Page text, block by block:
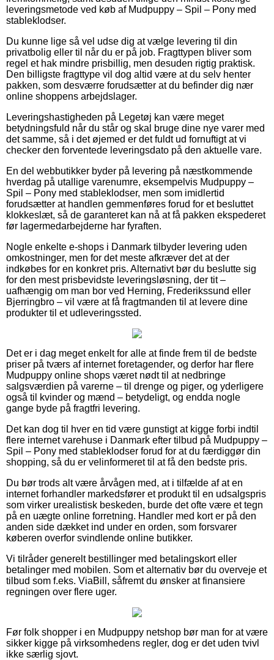
leveringsmetode ved køb af Mudpuppy – Spil – Pony med
stableklodser.
Du kunne lige så vel udse dig at vælge levering til din
privatbolig eller til når du er på job. Fragttypen bliver som
regel et hak mindre prisbillig, men desuden rigtig praktisk.
Den billigste fragttype vil dog altid være at du selv henter
pakken, som desværre forudsætter at du befinder dig nær
online shoppens arbejdslager.
Leveringshastigheden på Legetøj kan være meget
betydningsfuld når du står og skal bruge dine nye varer med
det samme, så i det øjemed er det fuldt ud fornuftigt at vi
checker den forventede leveringsdato på den aktuelle vare.
En del webbutikker byder på levering på næstkommende
hverdag på utallige varenumre, eksempelvis Mudpuppy –
Spil – Pony med stableklodser, men som imidlertid
forudsætter at handlen gemmenføres forud for et besluttet
klokkeslæt, så de garanteret kan nå at få pakken ekspederet
før lagermedarbejderne har fyraften.
Nogle enkelte e-shops i Danmark tilbyder levering uden
omkostninger, men for det meste afkræver det at der
indkøbes for en konkret pris. Alternativt bør du beslutte sig
for den mest prisbevidste leveringsløsning, der tit –
uafhængig om man bor ved Herning, Frederikssund eller
Bjerringbro – vil være at få fragtmanden til at levere dine
produkter til et udleveringssted.
Det er i dag meget enkelt for alle at finde frem til de bedste
priser på tværs af internet foretagender, og derfor har flere
Mudpuppy online shops været nødt til at nedbringe
salgsværdien på varerne – til drenge og piger, og yderligere
også til kvinder og mænd – betydeligt, og endda nogle
gange byde på fragtfri levering.
Det kan dog til hver en tid være gunstigt at kigge forbi indtil
flere internet varehuse i Danmark efter tilbud på Mudpuppy –
Spil – Pony med stableklodser forud for at du færdiggør din
shopping, så du er velinformeret til at få den bedste pris.
Du bør trods alt være årvågen med, at i tilfælde af at en
internet forhandler markedsfører et produkt til en udsalgspris
som virker urealistisk beskeden, burde det ofte være et tegn
på en uægte online forretning. Handler med kort er på den
anden side dækket ind under en orden, som forsvarer
køberen overfor svindlende online butikker.
Vi tilråder generelt bestillinger med betalingskort eller
betalinger med mobilen. Som et alternativ bør du overveje et
tilbud som f.eks. ViaBill, såfremt du ønsker at finansiere
regningen over flere uger.
Før folk shopper i en Mudpuppy netshop bør man for at være
sikker kigge på virksomhedens regler, dog er det uden tvivl
ikke særlig sjovt.